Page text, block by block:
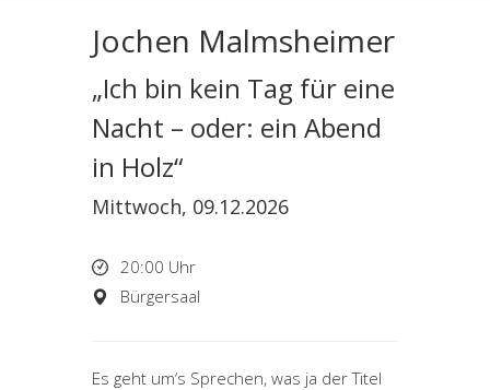
Jochen Malmsheimer
„Ich bin kein Tag für eine
Nacht – oder: ein Abend
in Holz“
Mittwoch, 09.12.2026
20:00 Uhr
Bürgersaal
Es geht um‘s Sprechen, was ja der Titel